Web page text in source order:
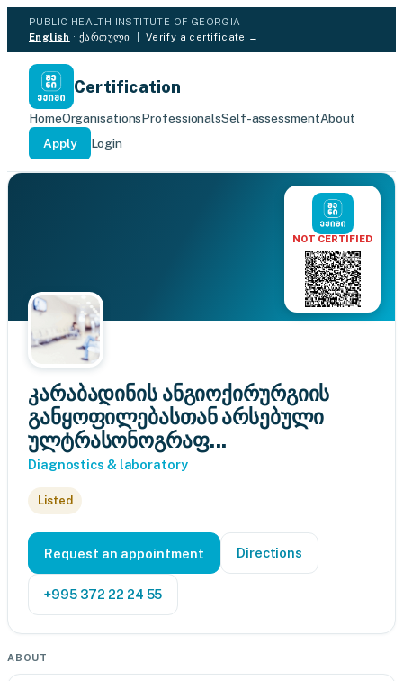
PUBLIC HEALTH INSTITUTE OF GEORGIA
English ·ქართული Verify a certificate →
Certification
HomeOrganisationsProfessionalsSelf-assessmentAbout
Apply
Login
NOT CERTIFIED
კარაბადინის ანგიოქირურგიის
განყოფილებასთან არსებული
ულტრასონოგრაფ...
Diagnostics & laboratory
Listed
Request an appointment Directions
+995 372 22 24 55
ABOUT